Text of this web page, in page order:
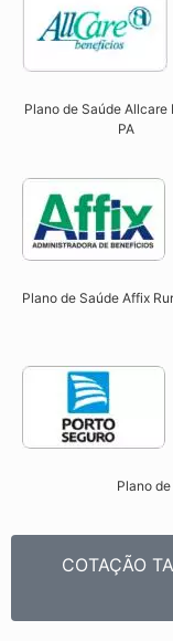
Plano de Saúde Allcare
PA​
Plano de Saúde Affix
Plano
COTAÇÃO